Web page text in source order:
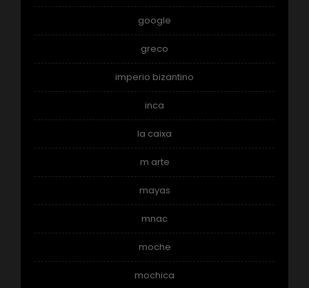
google
greco
imperio bizantino
inca
la caixa
m arte
mayas
mnac
moche
mochica